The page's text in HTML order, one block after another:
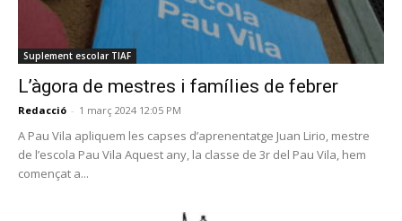
Suplement escolar TIAF
L’àgora de mestres i famílies de febrer
Redacció - 1 març 2024 12:05 PM
A Pau Vila apliquem les capses d’aprenentatge Juan Lirio, mestre
de l’escola Pau Vila Aquest any, la classe de 3r del Pau Vila, hem
començat a...